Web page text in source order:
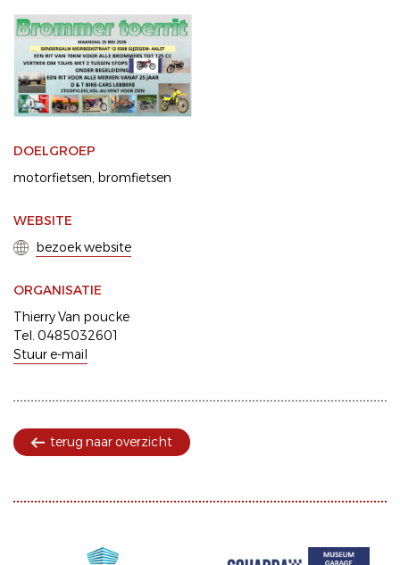
DOELGROEP
motorfietsen bromfietsen
WEBSITE
bezoek website
ORGANISATIE
Thierry Van poucke
Tel. 0485032601
Stuur e-mail
terug naar overzicht